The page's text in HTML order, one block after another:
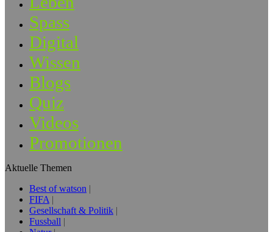
Spass
Digital
Wissen
Blogs
Quiz
Videos
Promotionen
Aktuelle Themen
Best of watson
FIFA
Gesellschaft & Politik
Fussball